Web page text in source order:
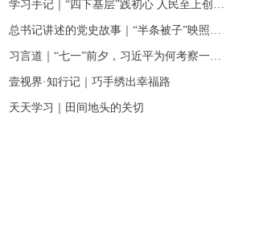
壹视界·知行记｜巧手绣出幸福路
天天学习｜田间地头的关切